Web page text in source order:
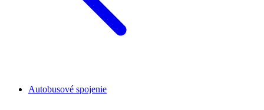
Autobusové spojenie